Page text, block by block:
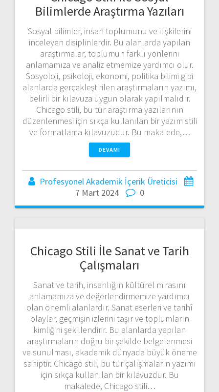
Bilimlerde Araştırma Yazıları
Sosyal bilimler, insan toplumunu ve ilişkilerini
inceleyen disiplinlerdir. Bu alanlarda yapılan
araştırmalar, toplumun farklı yönlerini
anlamamıza ve analiz etmemize yardımcı olur.
Sosyoloji, psikoloji, ekonomi, politika bilimi gibi
alanlarda gerçekleştirilen araştırmaların yazımı,
belirli bir kılavuza uygun olarak yapılmalıdır.
Chicago stili, bu tür araştırma yazılarının
düzenlenmesi için sıkça kullanılan bir yazım stili
ve formatlama kılavuzudur. Bu makalede,…
DEVAMI
Profesyonel Akademik İçerik Üreticisi
7 Mart 2024
0
Chicago Stili İle Sanat ve Tarih
Çalışmaları
Sanat ve tarih, insanlığın kültürel mirasını
anlamamıza ve değerlendirmemize yardımcı
olan önemli alanlardır. Sanat eserleri ve tarihî
olaylar, geçmişin izlerini taşır ve toplumların
kimliğini şekillendirir. Bu alanlarda yapılan
araştırmaların doğru bir şekilde belgelenmesi
ve sunulması, akademik dünyada büyük öneme
sahiptir. Chicago stili, bu tür çalışmaların yazımı
için sıkça kullanılan bir kılavuzdur. Bu
makalede, Chicago stili…